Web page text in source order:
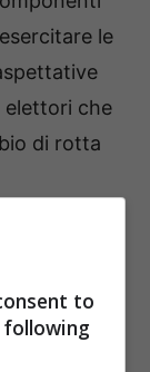
le
che
di rotta
come
to